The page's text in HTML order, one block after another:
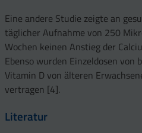
Eine andere Studie zeigte an
täglicher Aufnahme von 250
Wochen keinen Anstieg der
Ebenso wurden Einzeldosen von
Vitamin D von älteren
vertragen [4].
Literatur